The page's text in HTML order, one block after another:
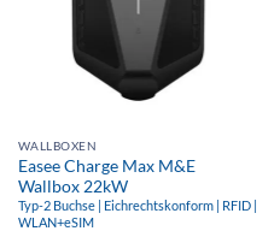
WALLBOXEN
Easee Charge Max M&E
Wallbox 22kW
Typ-2 Buchse | Eichrechtskonform | RFID |
WLAN+eSIM